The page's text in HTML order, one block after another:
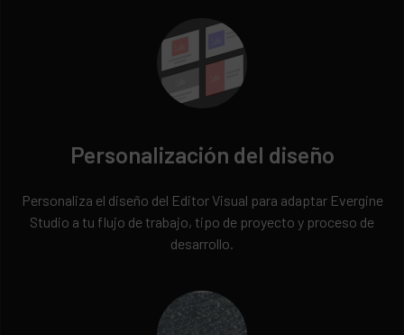
Personalización del diseño
Personaliza el diseño del Editor Visual para adaptar Evergine
Studio a tu flujo de trabajo, tipo de proyecto y proceso de
desarrollo.